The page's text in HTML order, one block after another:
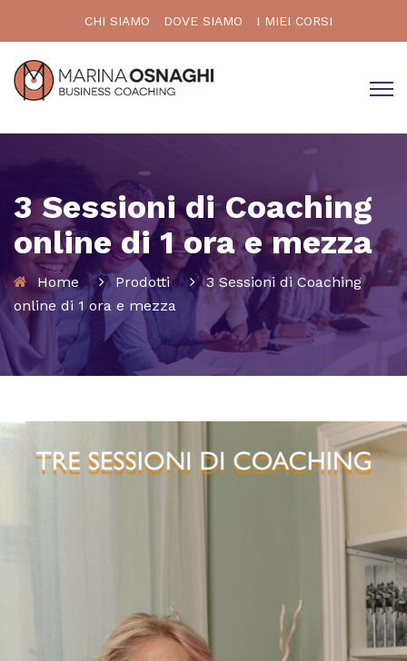
CHI SIAMO DOVE SIAMO I MIEI CORSI
3 Sessioni di Coaching
online di 1 ora e mezza
Home Prodotti
3 Sessioni di Coaching
online di 1 ora e mezza